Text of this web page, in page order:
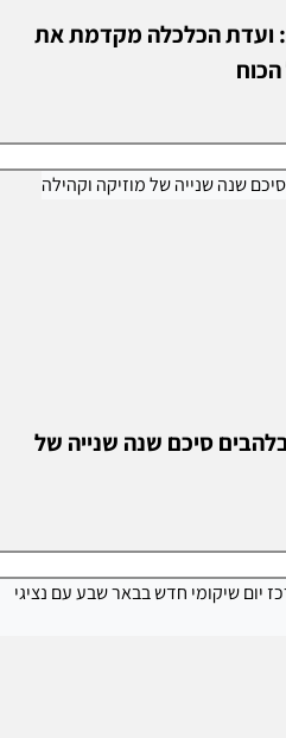
ועדת הכלכלה מקדמת את
סיכם שנה שנייה של